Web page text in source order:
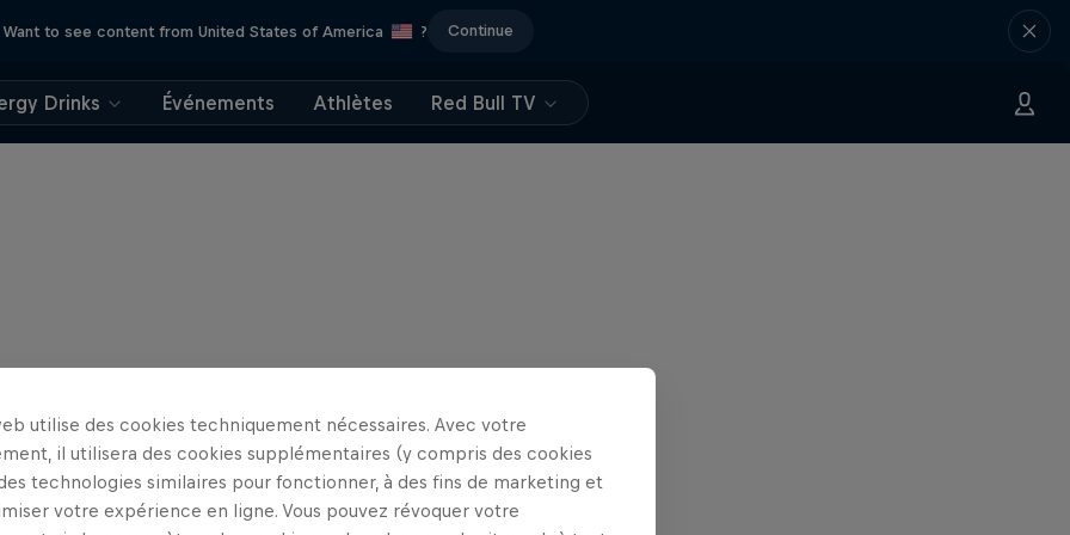
Want to see content from United States of America ? Continue
Drinks Événements Athlètes Red Bull TV
utilise des cookies techniquement nécessaires. Avec votre
il utilisera des cookies supplémentaires (y compris des cookies
technologies similaires pour fonctionner, à des fins de marketing et
votre expérience en ligne. Vous pouvez révoquer votre